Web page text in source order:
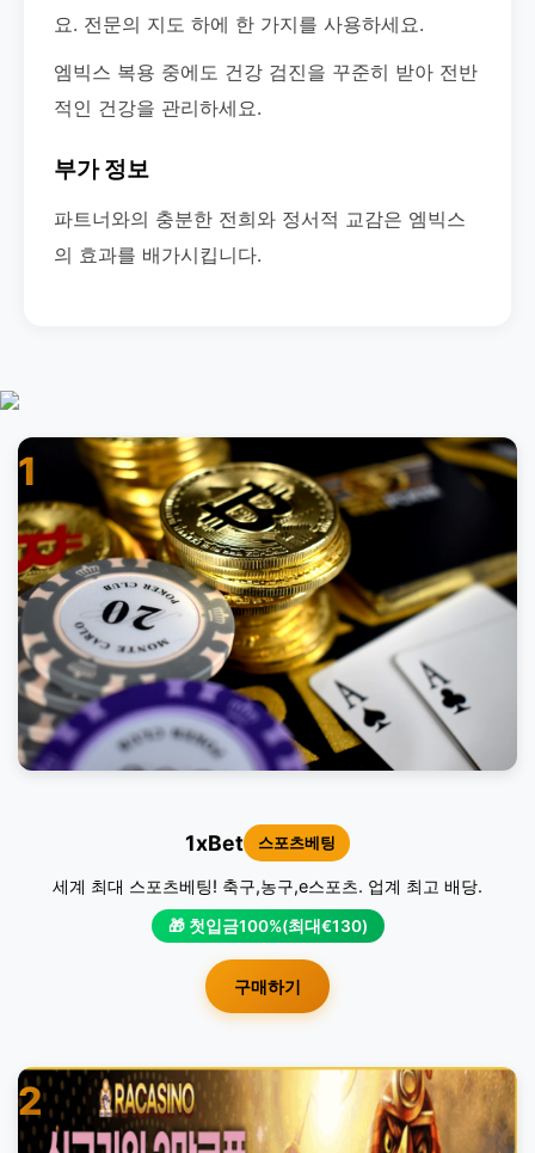
요. 전문의 지도 하에 한 가지를 사용하세요.
엠빅스 복용 중에도 건강 검진을 꾸준히 받아 전반
적인 건강을 관리하세요.
부가 정보
파트너와의 충분한 전희와 정서적 교감은 엠빅스
의 효과를 배가시킵니다.
1
1xBet 스포츠베팅
세계 최대 스포츠베팅! 축구,농구,e스포츠. 업계 최고 배당.
🎁 첫입금100%(최대€130)
구매하기
2